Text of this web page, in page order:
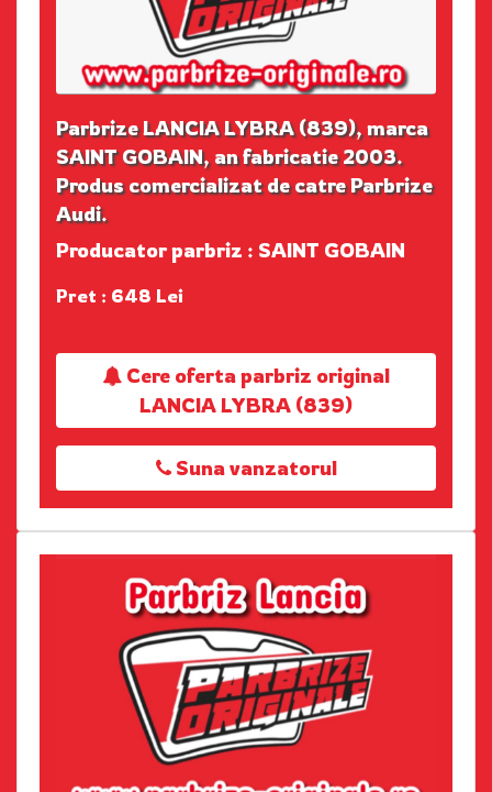
Parbrize LANCIA LYBRA (839), marca
SAINT GOBAIN, an fabricatie 2003.
Produs comercializat de catre Parbrize
Audi.
Producator parbriz : SAINT GOBAIN
Pret : 648 Lei
Cere oferta parbriz original
LANCIA LYBRA (839)
Suna vanzatorul